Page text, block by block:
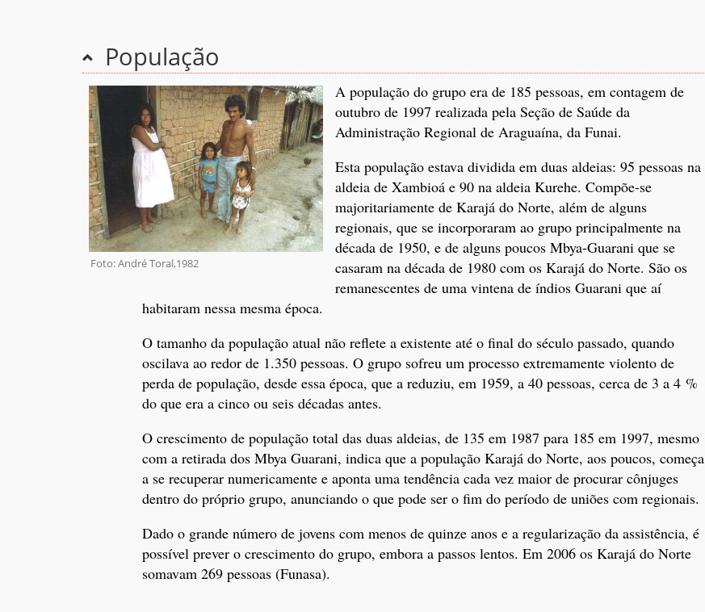
População
Foto: André Toral,1982
A população do grupo era de 185 pessoas, em contagem de
outubro de 1997 realizada pela Seção de Saúde da
Administração Regional de Araguaína, da Funai.
Esta população estava dividida em duas aldeias: 95 pessoas na
aldeia de Xambioá e 90 na aldeia Kurehe. Compõe-se
majoritariamente de Karajá do Norte, além de alguns
regionais, que se incorporaram ao grupo principalmente na
década de 1950, e de alguns poucos Mbya-Guarani que se
casaram na década de 1980 com os Karajá do Norte. São os
remanescentes de uma vintena de índios Guarani que aí
habitaram nessa mesma época.
O tamanho da população atual não reflete a existente até o final do século passado, quando
oscilava ao redor de 1.350 pessoas. O grupo sofreu um processo extremamente violento de
perda de população, desde essa época, que a reduziu, em 1959, a 40 pessoas, cerca de 3 a 4 %
do que era a cinco ou seis décadas antes.
O crescimento de população total das duas aldeias, de 135 em 1987 para 185 em 1997, mesmo
com a retirada dos Mbya Guarani, indica que a população Karajá do Norte, aos poucos, começa
a se recuperar numericamente e aponta uma tendência cada vez maior de procurar cônjuges
dentro do próprio grupo, anunciando o que pode ser o fim do período de uniões com regionais.
Dado o grande número de jovens com menos de quinze anos e a regularização da assistência, é
possível prever o crescimento do grupo, embora a passos lentos. Em 2006 os Karajá do Norte
somavam 269 pessoas (Funasa).